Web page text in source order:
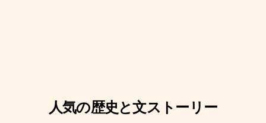
人気の歴史と文ストーリー